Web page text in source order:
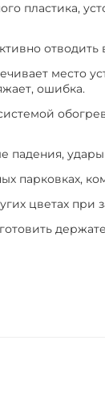
пластика,
место
ошибка.
парковках,
цветах при